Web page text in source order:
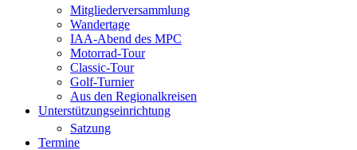
Mitgliederversammlung
Wandertage
IAA-Abend des MPC
Motorrad-Tour
Classic-Tour
Golf-Turnier
Aus den Regionalkreisen
Unterstützungseinrichtung
Satzung
Termine